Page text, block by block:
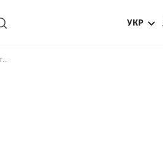
УКР
Прогноз погоди на 31 січня: поривчастий вітер та сніг з дощем увірвуться в Україну